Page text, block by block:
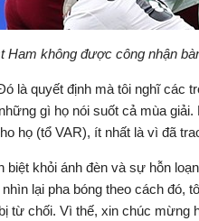
Ham không được công nhận
là quyết định mà tôi nghĩ các
gì họ nói suốt cả mùa
họ (tổ VAR), ít nhất là vì đã
biệt khỏi ánh đèn và sự hỗn
lại pha bóng theo cách đó,
từ chối. Vì thế, xin chúc